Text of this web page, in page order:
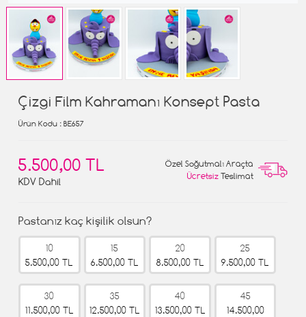
Çizgi Film Kahramanı Konsept Pasta
Ürün Kodu : BE657
5.500,00 TL
KDV Dahil
Özel Soğutmalı Araçta
Ücretsiz Teslimat
Pastanız kaç kişilik olsun?
10
5.500,00 TL
15
6.500,00 TL
20
8.500,00 TL
25
9.500,00 TL
30
11.500,00 TL
35
12.500,00 TL
40
13.500,00 TL
45
14.500,00